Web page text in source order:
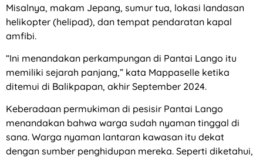
Misalnya, makam Jepang, sumur tua, lokasi landasan
helikopter (helipad), dan tempat pendaratan kapal
amfibi.
“Ini menandakan perkampungan di Pantai Lango itu
memiliki sejarah panjang,” kata Mappaselle ketika
ditemui di Balikpapan, akhir September 2024.
Keberadaan permukiman di pesisir Pantai Lango
menandakan bahwa warga sudah nyaman tinggal di
sana. Warga nyaman lantaran kawasan itu dekat
dengan sumber penghidupan mereka. Seperti diketahui,